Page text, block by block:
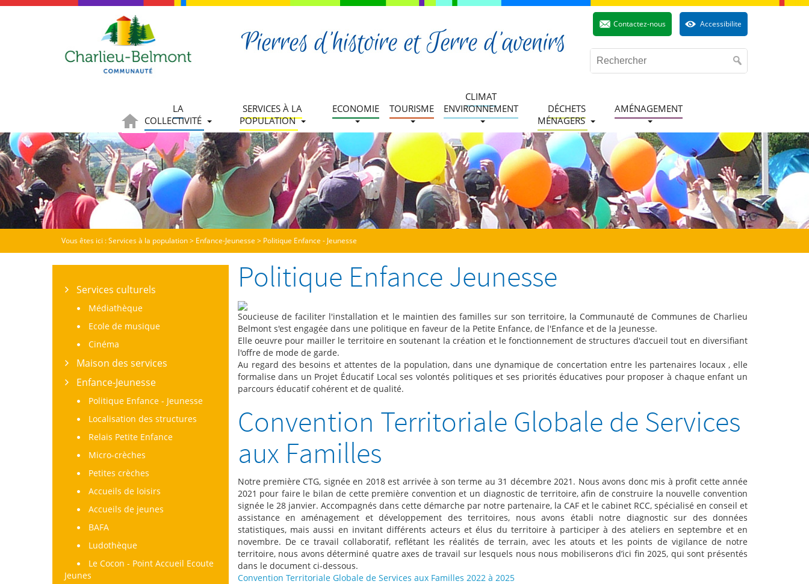
Contactez-nous Accessibilite
LA
COLLECTIVITÉ
SERVICES À LA
POPULATION
ECONOMIE TOURISME
CLIMAT
ENVIRONNEMENT
DÉCHETS
MÉNAGERS
AMÉNAGEMENT
Vous êtes ici :Services à la population> Enfance-Jeunesse > Politique Enfance - Jeunesse
Services culturels
Médiathèque
Ecole de musique
Cinéma
Maison des services
Enfance-Jeunesse
Politique Enfance - Jeunesse
Localisation des structures
Relais Petite Enfance
Micro-crèches
Petites crèches
Accueils de loisirs
Accueils de jeunes
BAFA
Ludothèque
Le Cocon - Point Accueil Ecoute
Jeunes
Politique Enfance Jeunesse
Soucieuse de faciliter l'installation et le maintien des familles sur son territoire, la Communauté de Communes de Charlieu
Belmont s'est engagée dans une politique en faveur de la Petite Enfance, de l'Enfance et de la Jeunesse.
Elle oeuvre pour mailler le territoire en soutenant la création et le fonctionnement de structures d'accueil tout en diversifiant
l'offre de mode de garde.
Au regard des besoins et attentes de la population, dans une dynamique de concertation entre les partenaires locaux , elle
formalise dans un Projet Éducatif Local ses volontés politiques et ses priorités éducatives pour proposer à chaque enfant un
parcours éducatif cohérent et de qualité.
Convention Territoriale Globale de Services
aux Familles
Notre première CTG, signée en 2018 est arrivée à son terme au 31 décembre 2021. Nous avons donc mis à profit cette année
2021 pour faire le bilan de cette première convention et un diagnostic de territoire, afin de construire la nouvelle convention
signée le 28 janvier. Accompagnés dans cette démarche par notre partenaire, la CAF et le cabinet RCC, spécialisé en conseil et
assistance en aménagement et développement des territoires, nous avons établi notre diagnostic sur des données
statistiques, mais aussi en invitant différents acteurs et élus du territoire à participer à des ateliers en septembre et en
novembre. De ce travail collaboratif, reflétant les réalités de terrain, avec les atouts et les points de vigilance de notre
territoire, nous avons déterminé quatre axes de travail sur lesquels nous nous mobiliserons d’ici fin 2025, qui sont présentés
dans le document ci-dessous.
Convention Territoriale Globale de Services aux Familles 2022 à 2025